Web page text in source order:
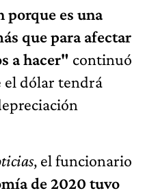
porque es una
que para afectar
a hacer" continuó
el dólar tendrá
, el funcionario
de 2020 tuvo